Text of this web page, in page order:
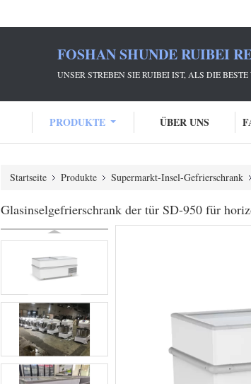
FOSHAN SHUNDE RUIBEI
UNSER STREBEN SIE RUIBEI IST, ALS DIE
PRODUKTE ÜBER UNS
Startseite Produkte Supermarkt-Insel-Gefrierschrank
Glasinselgefrierschrank der tür SD-950 für